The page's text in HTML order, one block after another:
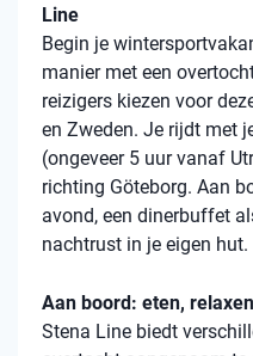
Line
Begin je
manier met een
reizigers kiezen voor
en Zweden. Je rijdt met
(ongeveer 5 uur vanaf
richting Göteborg. Aan
avond, een dinerbuffet
nachtrust in je eigen hut.
Aan boord: eten,
Stena Line biedt